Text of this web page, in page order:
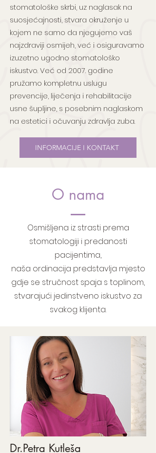
stomatološke skrbi, uz naglasak na
suosjećajnosti, stvara okruženje u
kojem ne samo da njegujemo vaš
najzdraviji osmijeh, već i osiguravamo
izuzetno ugodno stomatološko
iskustvo. Već od 2007. godine
pružamo kompletnu uslugu
prevencije, liječenja i rehabilitacije
usne šupljine, s posebnim naglaskom
na estetici i očuvanju zdravlja zuba.
INFORMACIJE I KONTAKT
O nama
Osmišljena iz strasti prema
stomatologiji i predanosti
pacijentima,
naša ordinacija predstavlja mjesto
gdje se stručnost spaja s toplinom,
stvarajući jedinstveno iskustvo za
svakog klijenta.
Dr.Petra Kutleša